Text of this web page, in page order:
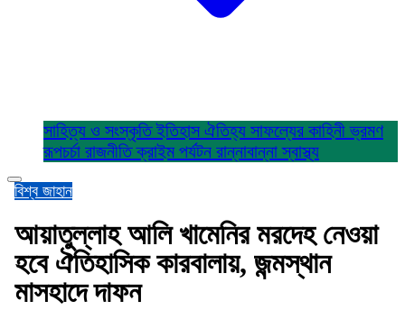
সাহিত্য ও সংস্কৃতিইতিহাস ঐতিহ্য সাফল্যের কাহিনীভ্রমণ
রূপচর্চা রাজনীতিক্রাইম পর্যটন রান্নাবান্নাস্বাস্থ্য
বিশ্ব জাহান
আয়াতুল্লাহ আলি খামেনির মরদেহ নেওয়া
হবে ঐতিহাসিক কারবালায়, জন্মস্থান
মাসহাদে দাফন